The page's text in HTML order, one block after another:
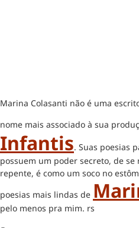
Marina Colasanti não é uma
nome mais associado à sua
Infantis. Suas poesias
possuem um poder secreto, de
repente, é como um soco no
poesias mais lindas de
pelo menos pra mim. rs